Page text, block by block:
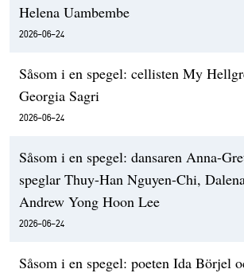
Helena Uambembe
2026-06-24
Såsom i en spegel: cellisten My
Georgia Sagri
2026-06-24
Såsom i en spegel: dansaren Anna-
speglar Thuy-Han Nguyen-Chi,
Andrew Yong Hoon Lee
2026-06-24
Såsom i en spegel: poeten Ida Börjel